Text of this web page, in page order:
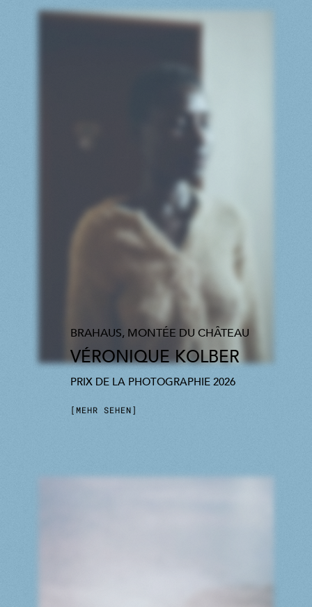
BRAHAUS, MONTÉE DU CHÂTEAU
VÉRONIQUE KOLBER
PRIX DE LA PHOTOGRAPHIE 2026
MEHR SEHEN